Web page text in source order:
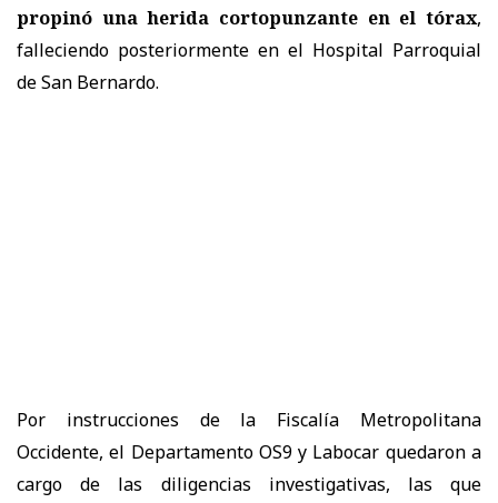
propinó una herida cortopunzante en el tórax,
falleciendo posteriormente en el Hospital Parroquial
de San Bernardo.
Por instrucciones de la Fiscalía Metropolitana
Occidente, el Departamento OS9 y Labocar quedaron a
cargo de las diligencias investigativas, las que